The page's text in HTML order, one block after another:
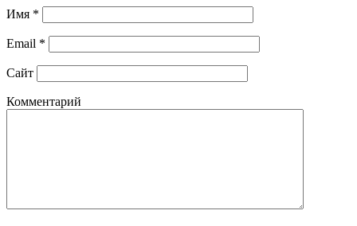
Имя *
Email *
Сайт
Комментарий